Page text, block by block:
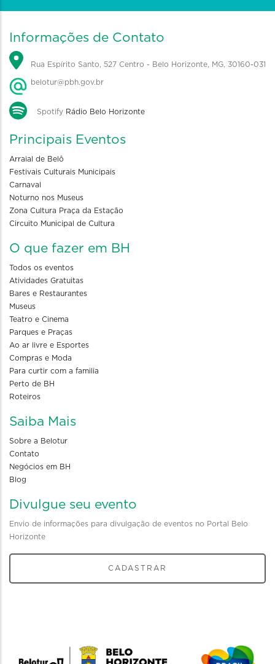
Informações de Contato
Rua Espírito Santo, 527 Centro - Belo Horizonte, MG, 30160-031
belotur@pbh.gov.br
Spotify Rádio Belo Horizonte
Principais Eventos
Arraial de Belô
Festivais Culturais Municipais
Carnaval
Noturno nos Museus
Zona Cultura Praça da Estação
Circuito Municipal de Cultura
O que fazer em BH
Todos os eventos
Atividades Gratuitas
Bares e Restaurantes
Museus
Teatro e Cinema
Parques e Praças
Ao ar livre e Esportes
Compras e Moda
Para curtir com a familia
Perto de BH
Roteiros
Saiba Mais
Sobre a Belotur
Contato
Negócios em BH
Blog
Divulgue seu evento
Envio de informações para divulgação de eventos no Portal Belo
Horizonte
CADASTRAR